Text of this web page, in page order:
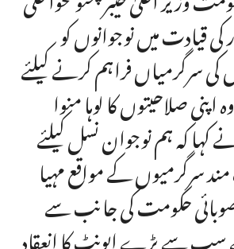
کی قیادت میں نوجوانوں کو
سرگرمیاں فراہم کرنے کیلئے
صلاحیتوں کا لوہا منوا
کہ ہم نوجوان نسل کیلئے
سرگرمیوں کے مواقع مہیا
حکومت کی جانب سے
سے بڑے ایونٹ کا انعقاد